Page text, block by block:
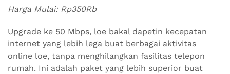
Harga Mulai: Rp350Rb
Upgrade ke 50 Mbps, loe bakal dapetin kecepatan
internet yang lebih lega buat berbagai aktivitas
online loe, tanpa menghilangkan fasilitas telepon
rumah. Ini adalah paket yang lebih superior buat